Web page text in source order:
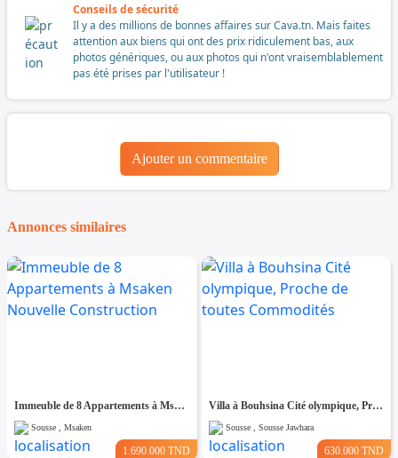
Conseils de sécurité
Il y a des millions de bonnes affaires sur Cava.tn. Mais faites
attention aux biens qui ont des prix ridiculement bas, aux
photos génériques, ou aux photos qui n'ont vraisemblablement
pas été prises par l'utilisateur !
Ajouter un commentaire
Annonces similaires
Immeuble de 8 Appartements à Msaken Nouvelle Construction
Sousse , Msaken
1.690.000 TND
Villa à Bouhsina Cité olympique, Proche de toutes Commodités
Sousse , Sousse Jawhara
630.000 TND